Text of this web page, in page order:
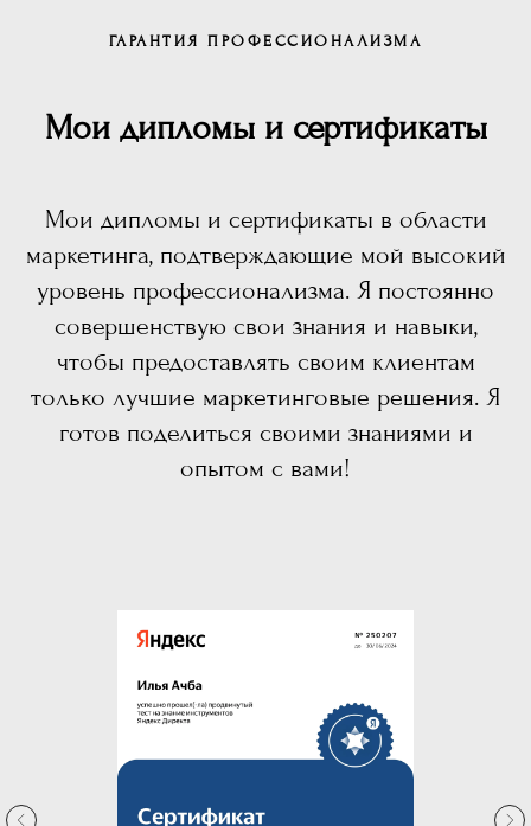
ГАРАНТИЯ ПРОФЕССИОНАЛИЗМА
Мои дипломы и сертификаты
Мои дипломы и сертификаты в области
маркетинга, подтверждающие мой высокий
уровень профессионализма. Я постоянно
совершенствую свои знания и навыки,
чтобы предоставлять своим клиентам
только лучшие маркетинговые решения. Я
готов поделиться своими знаниями и
опытом с вами!